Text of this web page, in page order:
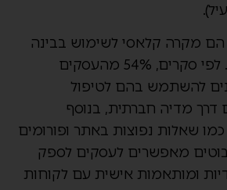
הם מקרה קלאסי לשימוש בבינה
מלאכותית בשיווק. לפי סקרים, 54% מהעסקים
להשתמש בהם לטיפול
דרך מדיה חברתית, בנוסף
שאלות נפוצות באתר ופורומים
מאפשרים לעסקים לספק
ומותאמות אישית עם לקוחות